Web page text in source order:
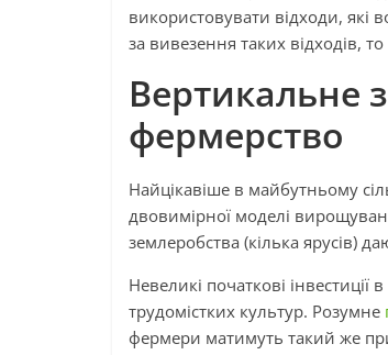
використовувати відходи, які
за вивезення таких відходів,
Вертикальне
фермерство
Найцікавіше в майбутньому
двовимірної моделі
землеробства (кілька ярусів)
Невеликі початкові
трудомістких культур. Розумне
фермери матимуть такий же